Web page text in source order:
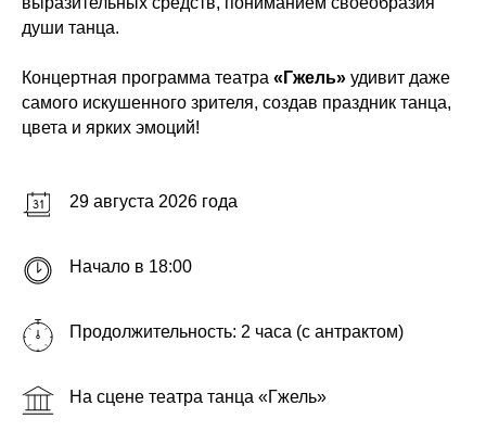
души танца.
Концертная программа театра «Гжель» удивит даже
самого искушенного зрителя, создав праздник танца,
цвета и ярких эмоций!
29 августа 2026 года
Начало в 18:00
Продолжительность: 2 часа (с антрактом)
На сцене театра танца «Гжель»